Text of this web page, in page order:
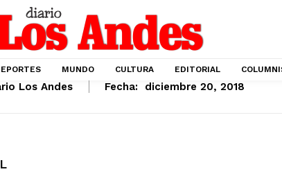
MUNDO CULTURA EDITORIAL
Los Andes Fecha: diciembre 20, 2018